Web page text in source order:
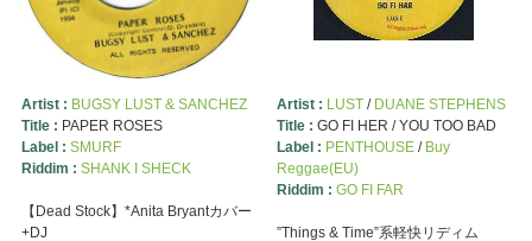
Artist : BUGSY LUST & SANCHEZ
Title : PAPER ROSES
Label : SMURF
Riddim : SHANK I SHECK
【Dead Stock】*Anita Bryantカバー
+DJ
Artist : LUST/ DUANE STEPHENS
Title : GO FI HER / YOU TOO BAD
Label : PENTHOUSE/ Buy
Reggae(EU)
Riddim : GO FI FAR
”Things & Time”系軽快リディム